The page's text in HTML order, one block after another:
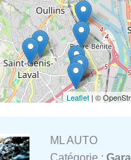
Leaflet | ©
ML AUTO
Catégorie :